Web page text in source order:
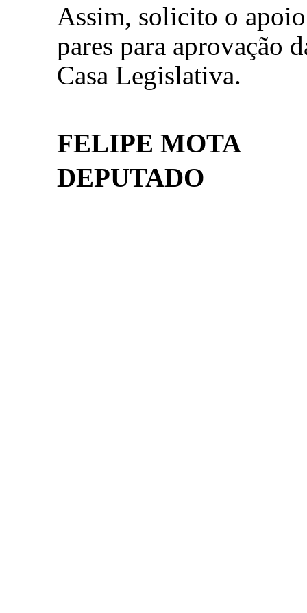
Assim, solicito o
pares para aprovação
Casa Legislativa.
FELIPE MOTA
DEPUTADO